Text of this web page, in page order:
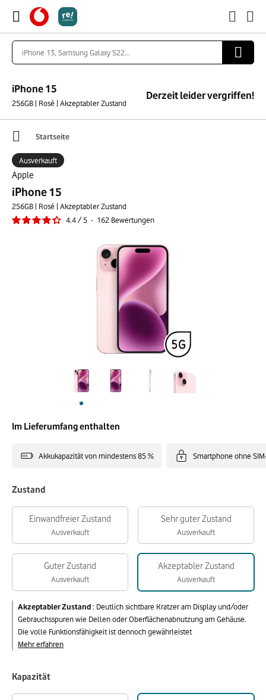
iPhone 15
256GB | Rosé | Akzeptabler Zustand
Derzeit leider vergriffen!
Startseite
Apple
iPhone 15
256GB | Rosé | Akzeptabler Zustand
4.4/5 - 162 Bewertungen
Ausverkauft
Im Lieferumfang enthalten
Akkukapazität von mindestens 85 % Smartphone ohne
Zustand
Einwandfreier Zustand
Ausverkauft
Sehr guter Zustand
Ausverkauft
Guter Zustand
Ausverkauft
Akzeptabler Zustand
Ausverkauft
Akzeptabler Zustand: Deutlich sichtbare Kratzer am Display und/oder
Gebrauchsspuren wie Dellen oder Oberflächenabnutzung am Gehäuse.
Die volle Funktionsfähigkeit ist dennoch gewährleistet
Mehr erfahren
Kapazität